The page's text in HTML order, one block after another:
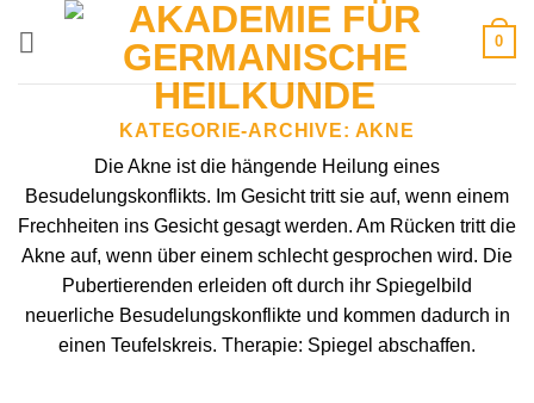
0
KATEGORIE-ARCHIVE: AKNE
Die Akne ist die hängende Heilung eines
Besudelungskonflikts. Im Gesicht tritt sie auf, wenn einem
Frechheiten ins Gesicht gesagt werden. Am Rücken tritt die
Akne auf, wenn über einem schlecht gesprochen wird. Die
Pubertierenden erleiden oft durch ihr Spiegelbild
neuerliche Besudelungskonflikte und kommen dadurch in
einen Teufelskreis. Therapie: Spiegel abschaffen.